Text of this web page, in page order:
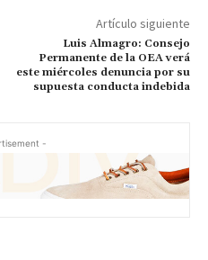
Artículo siguiente
Luis Almagro: Consejo
Permanente de la OEA verá
este miércoles denuncia por su
supuesta conducta indebida
-